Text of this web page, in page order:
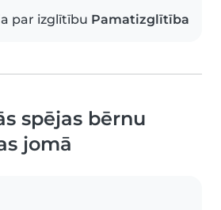
par izglītību Pamatizglītība
spējas bērnu
jomā